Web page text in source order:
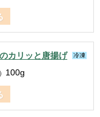
カリッと唐揚げ 冷凍
100g